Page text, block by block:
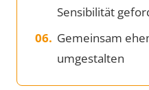
Sensibilität
Gemeinsam
umgestalten